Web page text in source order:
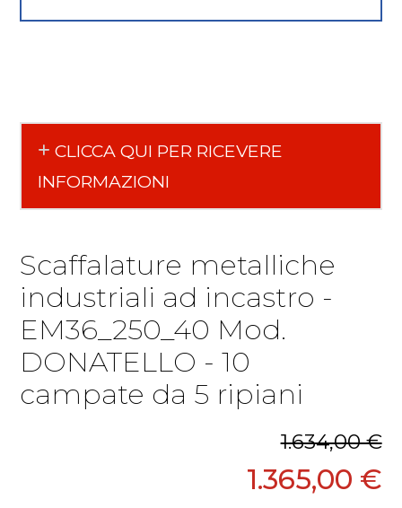
CLICCA QUI PER RICEVERE
INFORMAZIONI
Scaffalature metalliche
industriali ad incastro -
EM36_250_40 Mod.
DONATELLO - 10
campate da 5 ripiani
1.634,00 €
1.365,00 €